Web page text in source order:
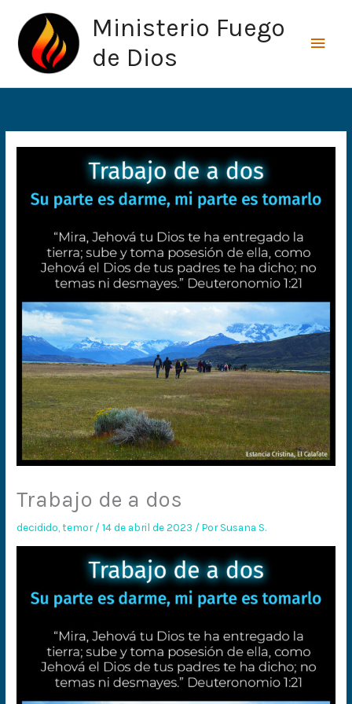
contenido
Ministerio Fuego
de Dios
Trabajo de a dos
decidido,temor/14 de abril de 2023 / PorSusana S.